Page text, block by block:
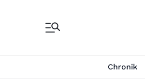
Chronik